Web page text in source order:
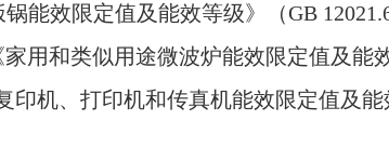
能效限定值及能效等级》（GB
用和类似用途微波炉能效限定值及能
印机、打印机和传真机能效限定值及能